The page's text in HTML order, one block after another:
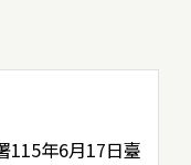
115年6月17日臺